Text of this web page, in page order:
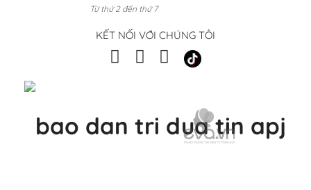
Từ thứ 2 đến thứ 7
KẾT NỐI VỚI CHÚNG TÔI